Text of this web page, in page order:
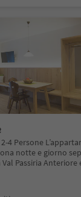
4 Persone
notte e giorno
Passiria Anteriore